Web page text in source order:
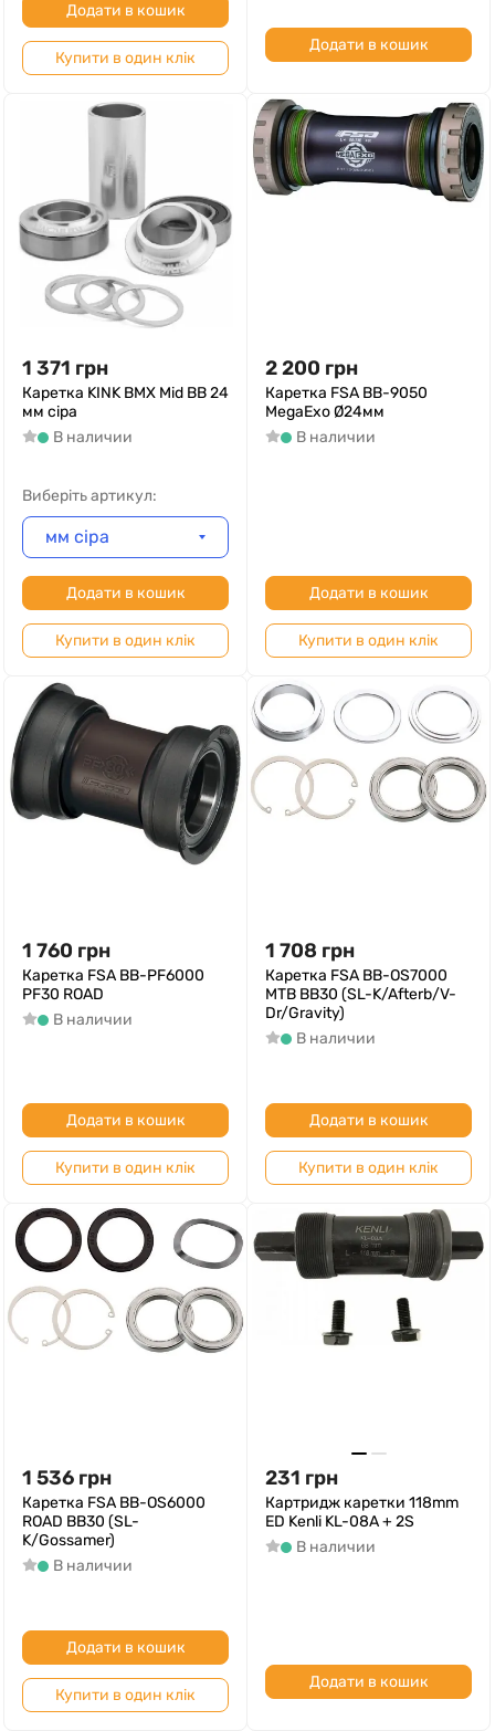
Додати в кошик
Купити в один клік
Додати в кошик
1 371 грн
Каретка KINK BMX Mid BB 24
мм сіра
В наличии
Виберіть артикул:
мм сіра
Додати в кошик
Купити в один клік
2 200 грн
Каретка FSA BB-9050
MegaExo Ø24мм
В наличии
Додати в кошик
Купити в один клік
1 760 грн
Каретка FSA BB-PF6000
PF30 ROAD
В наличии
Додати в кошик
Купити в один клік
1 708 грн
Каретка FSA BB-OS7000
MTB BB30 (SL-K/Afterb/V-
Dr/Gravity)
В наличии
Додати в кошик
Купити в один клік
1 536 грн
Каретка FSA BB-OS6000
ROAD BB30 (SL-
K/Gossamer)
В наличии
Додати в кошик
Купити в один клік
231 грн
Картридж каретки 118mm
ED Kenli KL-08A + 2S
В наличии
Додати в кошик